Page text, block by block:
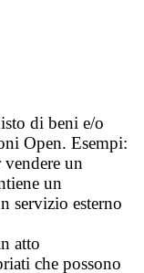
di beni e/o
Open. Esempi:
un
un
servizio esterno
atto
che possono